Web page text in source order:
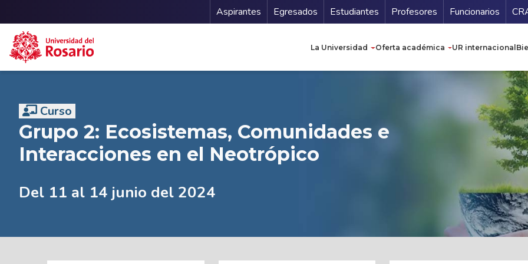
Menu Secundario
Aspirantes Egresados Estudiantes Profesores Funcionarios
La Universidad Oferta académica UR internacional
Curso
Grupo 2: Ecosistemas, Comunidades e
Interacciones en el Neotrópico
Del 11 al 14 junio del 2024